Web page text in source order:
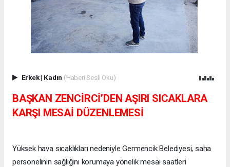
Erkek| Kadın (Haberi Sesli Oku)
BAŞKAN ZENCİRCİ’DEN AŞIRI SICAKLARA
KARŞI MESAİ DÜZENLEMESİ
Yüksek hava sıcaklıkları nedeniyle Germencik Belediyesi, saha
personelinin sağlığını korumaya yönelik mesai saatleri